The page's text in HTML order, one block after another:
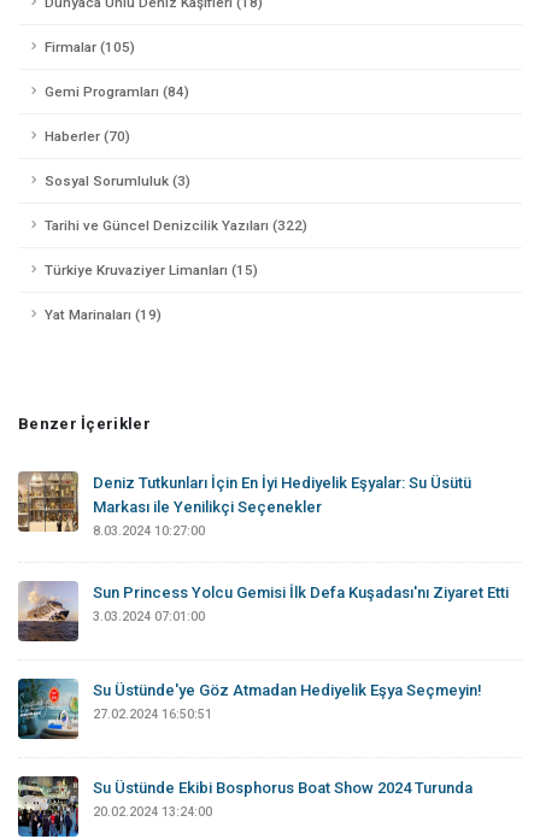
Firmalar (105)
Gemi Programları (84)
Haberler (70)
Sosyal Sorumluluk (3)
Tarihi ve Güncel Denizcilik Yazıları (322)
Türkiye Kruvaziyer Limanları (15)
Yat Marinaları (19)
Benzer İçerikler
Deniz Tutkunları İçin En İyi Hediyelik Eşyalar: Su Üsütü
Markası ile Yenilikçi Seçenekler
8.03.2024 10:27:00
Sun Princess Yolcu Gemisi İlk Defa Kuşadası'nı Ziyaret Etti
3.03.2024 07:01:00
Su Üstünde'ye Göz Atmadan Hediyelik Eşya Seçmeyin!
27.02.2024 16:50:51
Su Üstünde Ekibi Bosphorus Boat Show 2024 Turunda
20.02.2024 13:24:00